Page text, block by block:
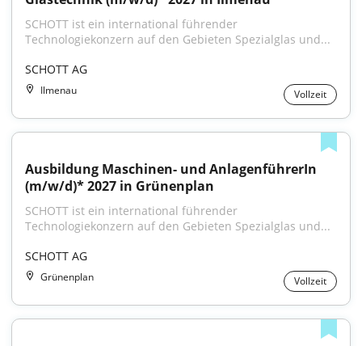
SCHOTT ist ein international führender
Technologiekonzern auf den Gebieten Spezialglas und...
SCHOTT AG
Ilmenau Vollzeit
Ausbildung Maschinen- und AnlagenführerIn
(m/w/d)* 2027 in Grünenplan
SCHOTT ist ein international führender
Technologiekonzern auf den Gebieten Spezialglas und...
SCHOTT AG
Grünenplan Vollzeit